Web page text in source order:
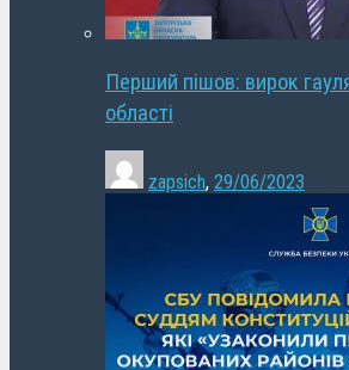
Перший пішов: вирок
області
zapsich, 29/06/2023